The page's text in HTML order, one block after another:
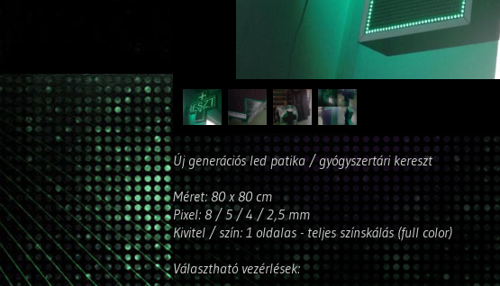
Új generációs led patika / gyógyszertári kereszt
Méret: 80 x 80 cm
Pixel: 8 / 5 / 4 / 2,5 mm
Kivitel / szín: 1 oldalas - teljes színskálás (full color)
Választható vezérlések: